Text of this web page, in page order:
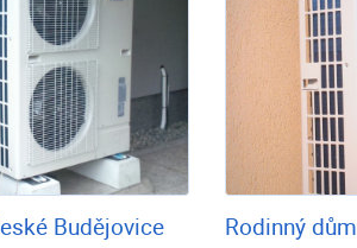
Budějovice Rodinný